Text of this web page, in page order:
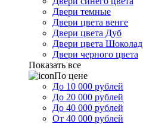
Двери темные
Двери цвета венге
Двери цвета Дуб
Двери цвета Шоколад
Двери черного цвета
Показать все
По цене
До 10 000 рублей
До 20 000 рублей
До 40 000 рублей
От 40 000 рублей